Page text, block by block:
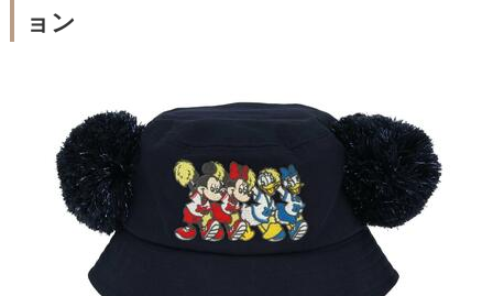
ョン